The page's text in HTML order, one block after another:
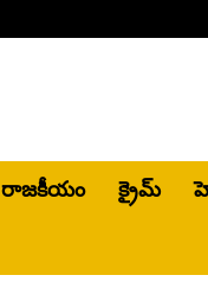
రాజకీయం క్రైమ్